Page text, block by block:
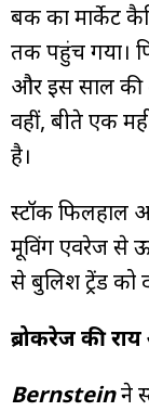
बैंक का मार्केट
तक पहुंच गया।
और इस साल की
वहीं, बीते एक
है।
स्टॉक फिलहाल
मूविंग एवरेज से
से बुलिश ट्रेंड को
ब्रोकरेज की
Bernsteinने